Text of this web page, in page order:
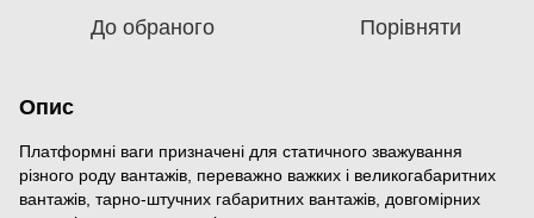
До обраного Порівняти
Опис
Платформні ваги призначені для статичного зважування
різного роду вантажів, переважно важких і великогабаритних
вантажів, тарно-штучних габаритних вантажів, довгомірних